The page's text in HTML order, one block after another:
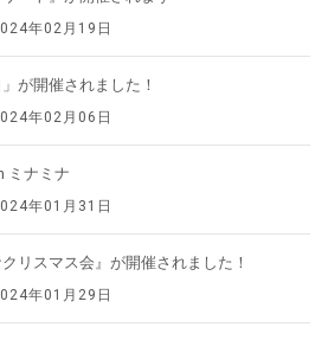
年02月19日
が開催されました！
年02月06日
ミナミナ
年01月31日
リスマス会』が開催されました！
年01月29日